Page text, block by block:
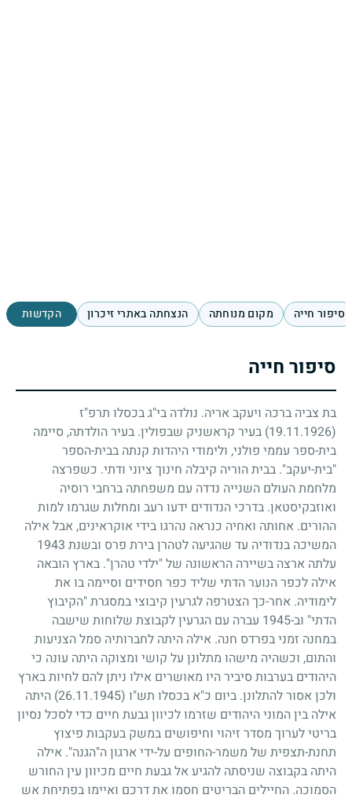
סיפור חייה מקום מנוחתה הנצחתה באתרי זיכרון הקדשות
סיפור חייה
בת צביה ברכה ויעקב אריה. נולדה בי"ג בכסלו תרפ"ז
(19.11.1926)
בעיר קראשניק שבפולין. בעיר הולדתה, סיימה
בית-ספר עממי פולני, ולימודי היהדות קנתה בבית-הספר
"בית-יעקב". בבית הוריה קיבלה חינוך ציוני ודתי. כשפרצה
מלחמת העולם השנייה נדדה עם משפחתה ברחבי רוסיה
ואוזבקיסטאן. בדרכי הנדודים ידעו רעב ומחלות שגרמו למות
ההורים. אחותה ואחיה כנראה נהרגו בידי אוקראינים, אבל אילה
המשיכה בנדודיה עד שהגיעה לטהרן בירת פרס ובשנת 1943
עלתה ארצה בשיירה הראשונה של "ילדי טהרן". בארץ הובאה
אילה לכפר הנוער הדתי שליד כפר חסידים וסיימה בו את
לימודיה. אחר-כך הצטרפה לגרעין קיבוצי במסגרת "הקיבוץ
הדתי" וב-1945 עברה עם הגרעין לקבוצת שלוחות שישבה
במחנה זמני בפרדס חנה. אילה היתה לחברותיה סמל הצניעות
והתום, וכשהיה מישהו מתלונן על קושי ומצוקה היתה עונה כי
היהודים בערבות סיביר היו מאושרים אילו ניתן להם לחיות בארץ
ולכן אסור להתלונן. ביום כ"א בכסלו תש"ו (26.11.1945)
היתה
אילה בין המוני היהודים שזרמו לכיוון גבעת חיים כדי לסכל נסיון
בריטי לערוך מסדר זיהוי וחיפושים במשק בעקבות פיצוץ
תחנת-תצפית של משמר-החופים על-ידי ארגון ה"הגנה". אילה
היתה בקבוצה שניסתה להגיע אל גבעת חיים מכיוון עין החורש
הסמוכה. החיילים הבריטים חסמו את דרכם ואיימו בפתיחת אש